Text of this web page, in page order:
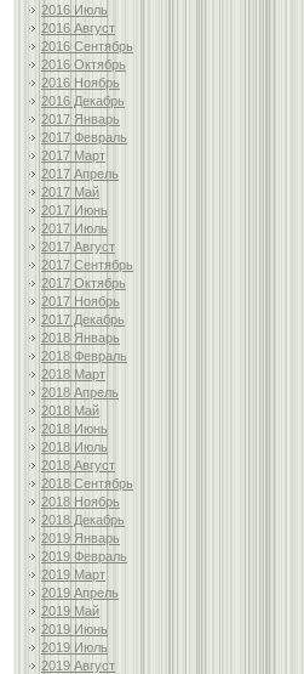
2016 Июль
2016 Август
2016 Сентябрь
2016 Октябрь
2016 Ноябрь
2016 Декабрь
2017 Январь
2017 Февраль
2017 Март
2017 Апрель
2017 Май
2017 Июнь
2017 Июль
2017 Август
2017 Сентябрь
2017 Октябрь
2017 Ноябрь
2017 Декабрь
2018 Январь
2018 Февраль
2018 Март
2018 Апрель
2018 Май
2018 Июнь
2018 Июль
2018 Август
2018 Сентябрь
2018 Ноябрь
2018 Декабрь
2019 Январь
2019 Февраль
2019 Март
2019 Апрель
2019 Май
2019 Июнь
2019 Июль
2019 Август